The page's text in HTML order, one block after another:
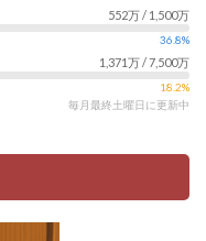
552万 / 1,500万
36.8%
1,371万 / 7,500万
18.2%
毎月最終土曜日に更新中